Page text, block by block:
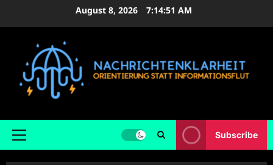
August 8, 2026 7:14:52 AM
Primary
Subscribe